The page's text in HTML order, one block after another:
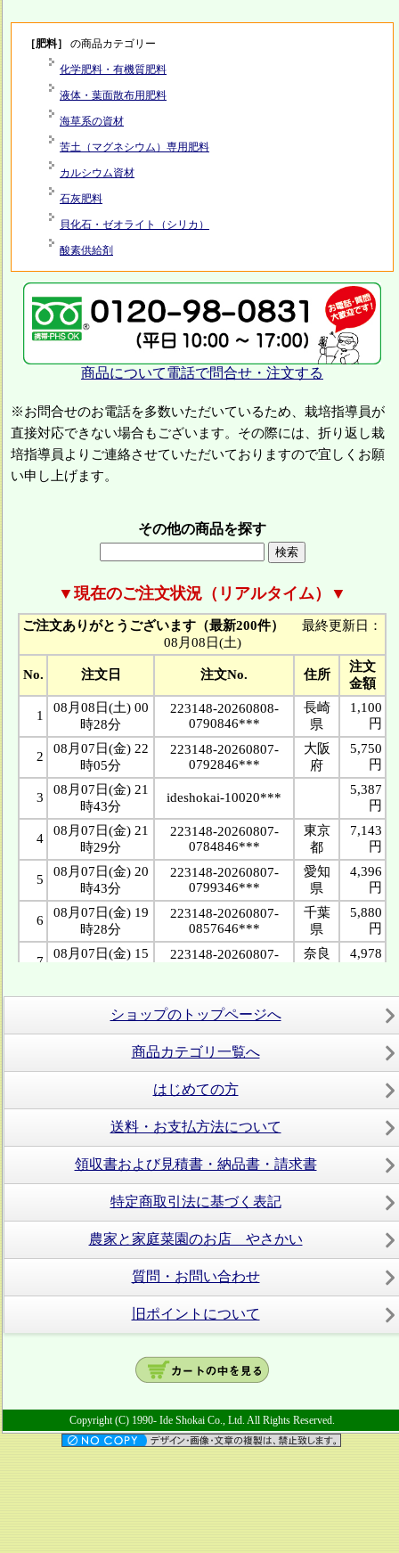
［肥料］ の商品カテゴリー
化学肥料・有機質肥料
液体・葉面散布用肥料
海草系の資材
苦土（マグネシウム）専用肥料
カルシウム資材
石灰肥料
貝化石・ゼオライト（シリカ）
酸素供給剤
商品について電話で問合せ・注文する
※お問合せのお電話を多数いただいているため、栽培指導員が
直接対応できない場合もございます。その際には、折り返し栽
培指導員よりご連絡させていただいておりますので宜しくお願
い申し上げます。
その他の商品を探す
▼現在のご注文状況（リアルタイム）▼
ショップのトップページへ
商品カテゴリ一覧へ
はじめての方
送料・お支払方法について
領収書および見積書・納品書・請求書
特定商取引法に基づく表記
農家と家庭菜園のお店 やさかい
質問・お問い合わせ
旧ポイントについて
Copyright (C) 1990- Ide Shokai Co., Ltd. All Rights Reserved.